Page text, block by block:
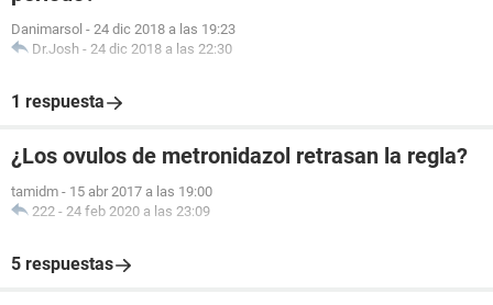
Danimarsol - 24 dic 2018 a las 19:23
Dr.Josh - 24 dic 2018 a las 22:30
1 respuesta
¿Los ovulos de metronidazol retrasan la regla?
tamidm - 15 abr 2017 a las 19:00
222 - 24 feb 2020 a las 23:09
5 respuestas